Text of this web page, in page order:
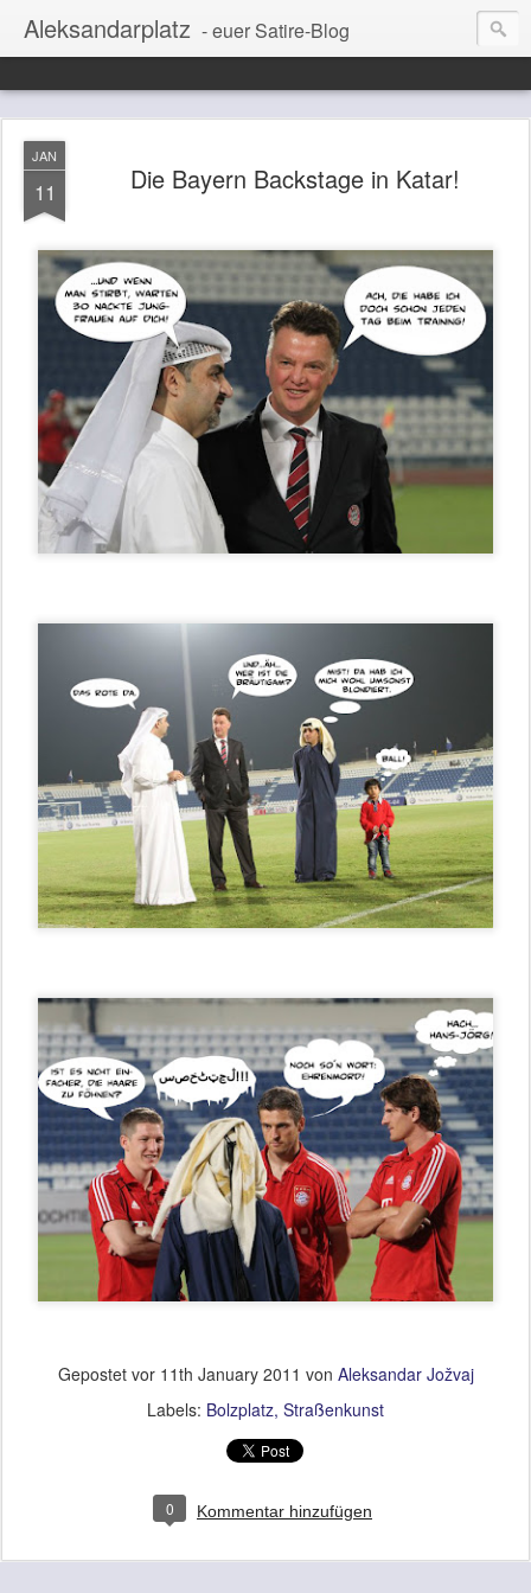
Aleksandarplatz - euer Satire-Blog
JAN
11 Die Bayern Backstage in Katar!
Gepostet vor 11th January 2011 von Aleksandar Jožvaj
Labels: Bolzplatz Straßenkunst
0 Kommentar hinzufügen